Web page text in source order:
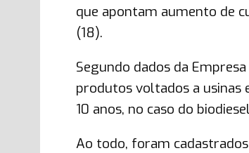
que apontam aumento de
(18).
Segundo dados da
produtos voltados a usinas
10 anos, no caso do
Ao todo, foram